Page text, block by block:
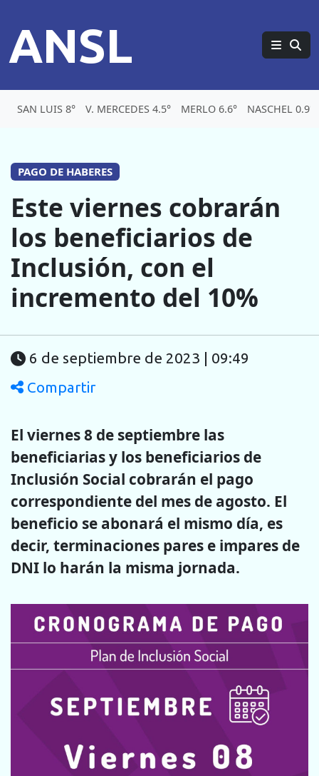
ANSL
SAN LUIS 8° V. MERCEDES 4.5° MERLO 6.6° NASCHEL 0.9°
PAGO DE HABERES
Este viernes cobrarán
los beneficiarios de
Inclusión, con el
incremento del 10%
6 de septiembre de 2023 | 09:49
Compartir
El viernes 8 de septiembre las
beneficiarias y los beneficiarios de
Inclusión Social cobrarán el pago
correspondiente del mes de agosto. El
beneficio se abonará el mismo día, es
decir, terminaciones pares e impares de
DNI lo harán la misma jornada.